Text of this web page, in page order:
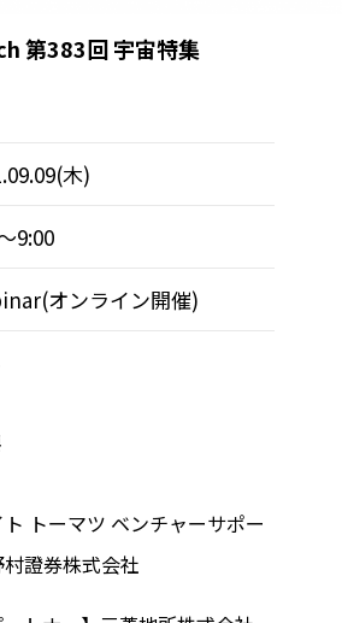
第383回 宇宙特集
木)
9:00
オンライン開催)
ト トーマツ ベンチャーサポー
證券株式会社